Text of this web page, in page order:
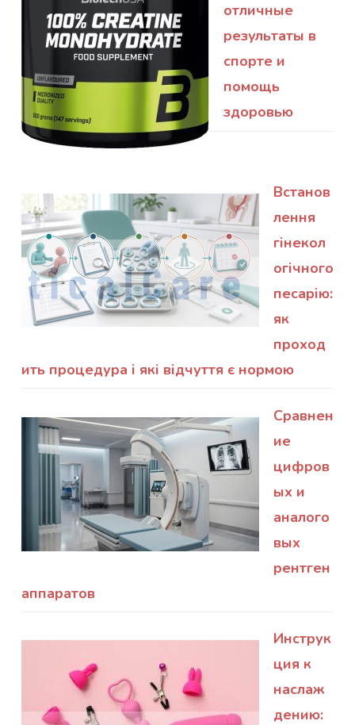
отличные
результаты в
спорте и
помощь
здоровью
Встанов
лення
гінекол
огічного
песарію:
як
проход
ить процедура і які відчуття є нормою
Сравнен
ие
цифров
ых и
аналого
вых
рентген
аппаратов
Инструк
ция к
наслаж
дению: